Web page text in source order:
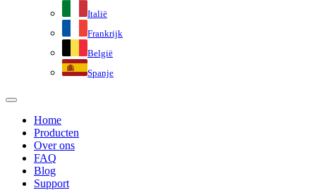
Italië
Frankrijk
België
Spanje
Home
Producten
Over ons
FAQ
Blog
Support